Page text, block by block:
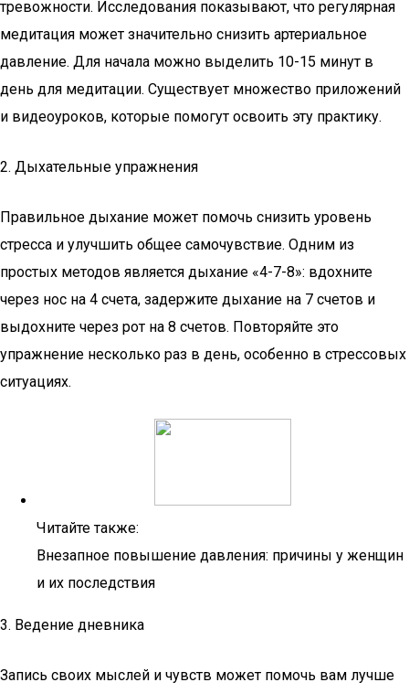
тревожности. Исследования показывают, что регулярная
медитация может значительно снизить артериальное
давление. Для начала можно выделить 10-15 минут в
день для медитации. Существует множество приложений
и видеоуроков, которые помогут освоить эту практику.
2. Дыхательные упражнения
Правильное дыхание может помочь снизить уровень
стресса и улучшить общее самочувствие. Одним из
простых методов является дыхание «4-7-8»: вдохните
через нос на 4 счета, задержите дыхание на 7 счетов и
выдохните через рот на 8 счетов. Повторяйте это
упражнение несколько раз в день, особенно в стрессовых
ситуациях.
Читайте также:
Внезапное повышение давления: причины у женщин
и их последствия
3. Ведение дневника
Запись своих мыслей и чувств может помочь вам лучше